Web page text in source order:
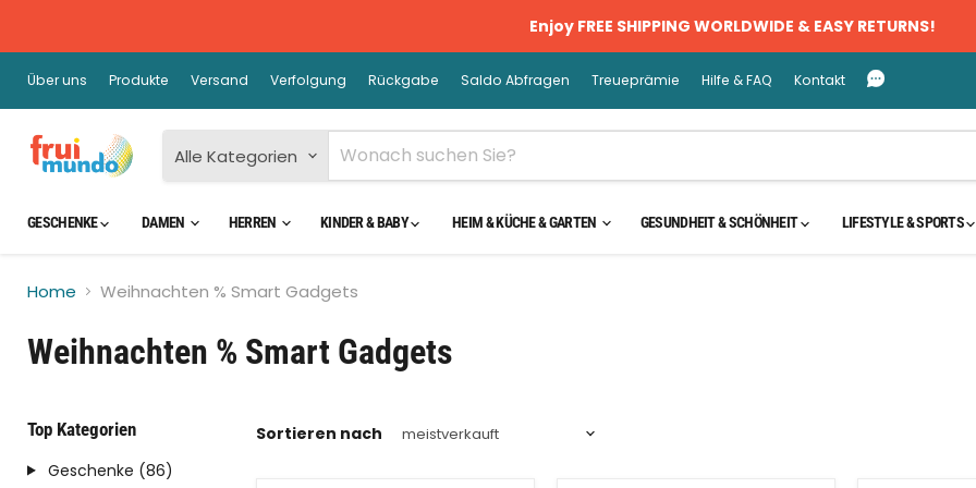
Enjoy FREE SHIPPING WORLDWIDE & EASY RETURNS!
Über uns Produkte Versand Verfolgung Rückgabe Saldo Abfragen Treueprämie Hilfe & FAQ Kontakt
Alle Kategorien
GESCHENKE DAMEN HERREN KINDER & BABY HEIM & KÜCHE & GARTEN GESUNDHEIT & SCHÖNHEIT LIFESTYLE & SPORTS
Home Weihnachten % Smart Gadgets
Weihnachten % Smart Gadgets
Top Kategorien
Geschenke (86)
Sortieren nach